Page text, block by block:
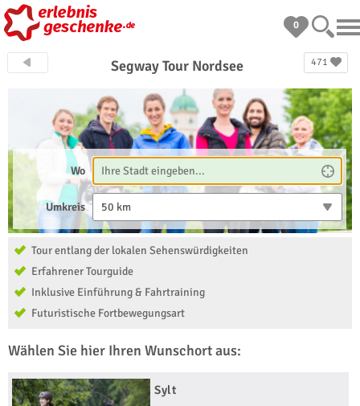
0
471
Segway Tour Nordsee
Wo
Umkreis 50 km
Tour entlang der lokalen Sehenswürdigkeiten
Erfahrener Tourguide
Inklusive Einführung & Fahrtraining
Futuristische Fortbewegungsart
Wählen Sie hier Ihren Wunschort aus:
Sylt